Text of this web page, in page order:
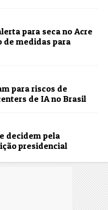
para seca no Acre
de medidas para
para riscos de
de IA no Brasil
decidem pela
presidencial